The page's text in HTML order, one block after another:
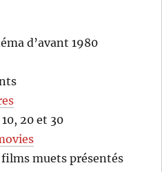
d’avant 1980
20 et 30
muets présentés